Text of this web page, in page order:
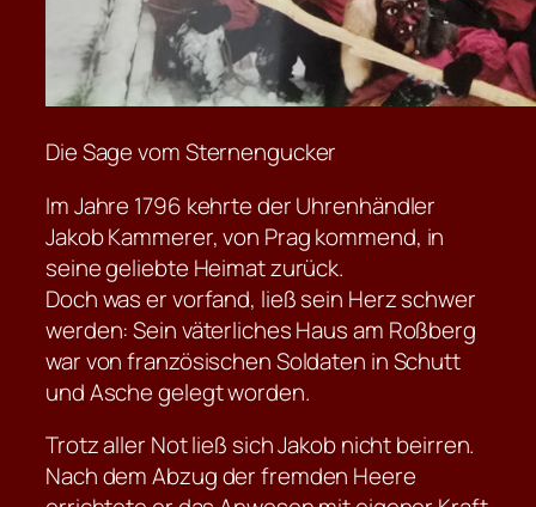
Die Sage vom Sternengucker
Im Jahre 1796 kehrte der Uhrenhändler
Jakob Kammerer, von Prag kommend, in
seine geliebte Heimat zurück.
Doch was er vorfand, ließ sein Herz schwer
werden: Sein väterliches Haus am Roßberg
war von französischen Soldaten in Schutt
und Asche gelegt worden.
Trotz aller Not ließ sich Jakob nicht beirren.
Nach dem Abzug der fremden Heere